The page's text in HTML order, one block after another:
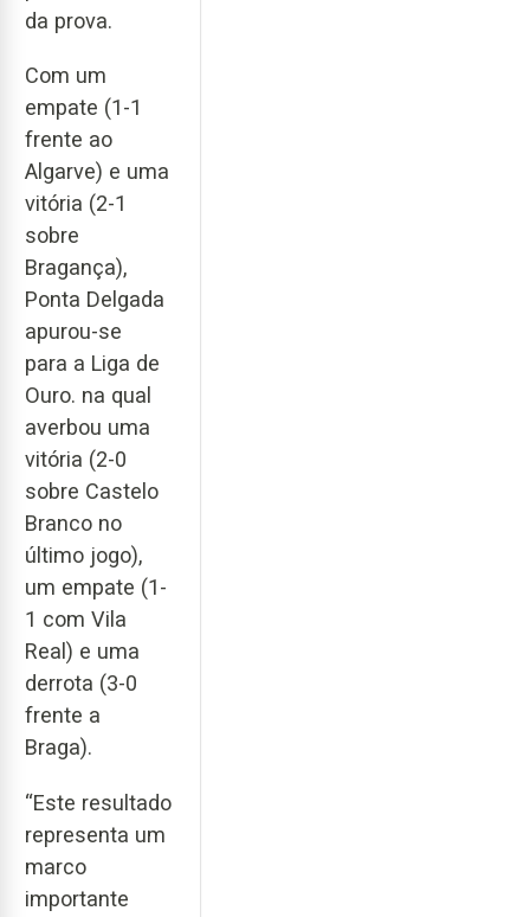
da prova.
Com um
empate (1-1
frente ao
Algarve) e uma
vitória (2-1
sobre
Bragança),
Ponta Delgada
apurou-se
para a Liga de
Ouro. na qual
averbou uma
vitória (2-0
sobre Castelo
Branco no
último jogo),
um empate (1-
1 com Vila
Real) e uma
derrota (3-0
frente a
Braga).
“Este resultado
representa um
marco
importante